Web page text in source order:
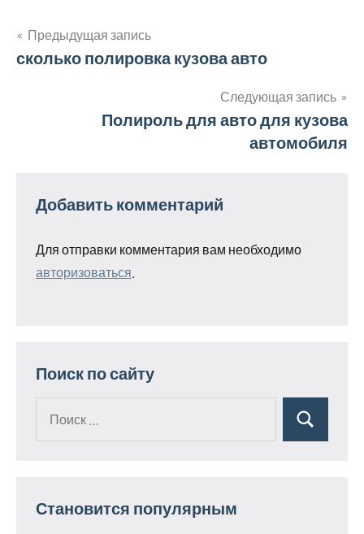
Навигация
записям
Предыдущая запись
сколько полировка кузова авто
Следующая запись
Полироль для авто для кузова
автомобиля
Добавить комментарий
Для отправки комментария вам необходимо
авторизоваться
Поиск по сайту
Поиск
Становится популярным